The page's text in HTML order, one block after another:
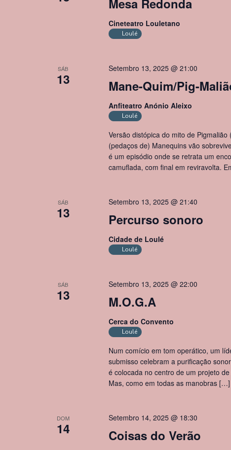
Mesa Redonda
Cineteatro Louletano
Loulé
SÁB
13 Mane-Quim/Pig-
Setembro 13, 2025 @ 21:00
Anfiteatro Anónio Aleixo
Loulé
Versão distópica do mito de
(pedaços de) Manequins vão
é um episódio onde se retrata um
camuflada, com final em reviravolta.
SÁB
13 Percurso sonoro
Setembro 13, 2025 @ 21:40
Cidade de Loulé
Loulé
SÁB
13 M.O.G.A
Setembro 13, 2025 @ 22:00
Cerca do Convento
Loulé
Num comício em tom operático, um
submisso celebram a purificação
é colocada no centro de um projeto
Mas, como em todas as manobras […]
DOM
14 Coisas do Verão
Setembro 14, 2025 @ 18:30